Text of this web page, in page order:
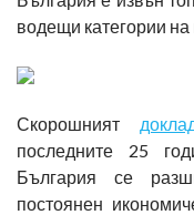
водещи категории на
Скорошният
последните 25
България се
постоянен